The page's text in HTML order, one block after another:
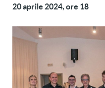
20 aprile 2024, ore 18